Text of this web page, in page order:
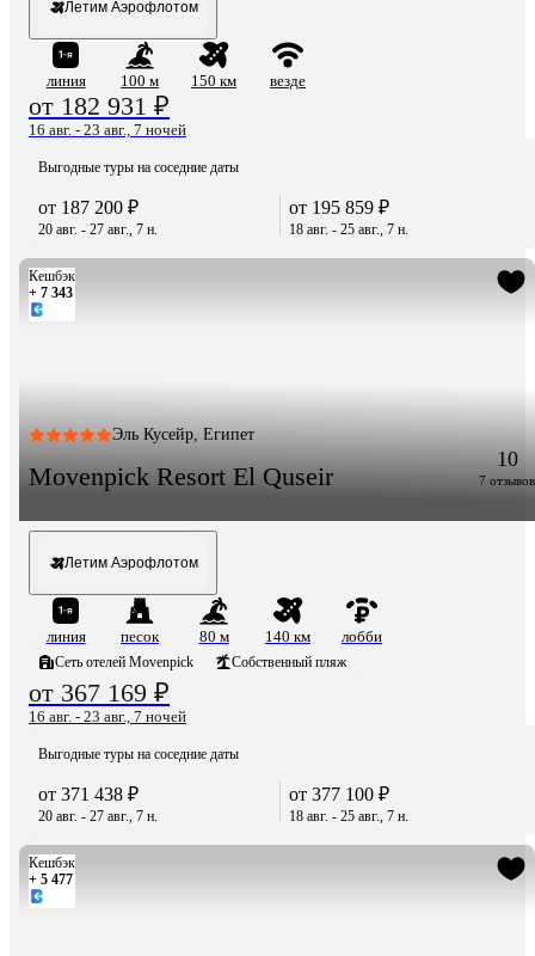
Летим Аэрофлотом
линия 100 м 150 км везде
от 182 931 ₽
16 авг. - 23 авг., 7 ночей
Выгодные туры на соседние даты
от 187 200 ₽
20 авг. - 27 авг., 7 н.
от 195 859 ₽
18 авг. - 25 авг., 7 н.
Кешбэк
+ 7 343
Эль Кусейр, Египет
Movenpick Resort El Quseir
10
7 отзывов
Летим Аэрофлотом
линия песок 80 м 140 км
лобби
Сеть отелей Movenpick
Собственный пляж
от 367 169 ₽
16 авг. - 23 авг., 7 ночей
Выгодные туры на соседние даты
от 371 438 ₽
20 авг. - 27 авг., 7 н.
от 377 100 ₽
18 авг. - 25 авг., 7 н.
Кешбэк
+ 5 477